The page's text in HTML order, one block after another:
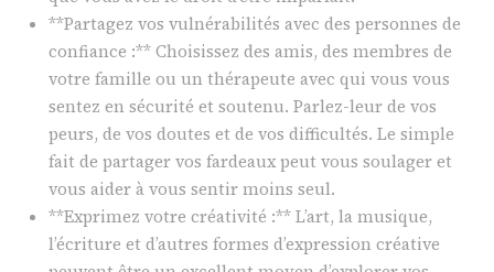
**Partagez vos vulnérabilités avec des personnes de
confiance :** Choisissez des amis, des membres de
votre famille ou un thérapeute avec qui vous vous
sentez en sécurité et soutenu. Parlez-leur de vos
peurs, de vos doutes et de vos difficultés. Le simple
fait de partager vos fardeaux peut vous soulager et
vous aider à vous sentir moins seul.
**Exprimez votre créativité :** L’art, la musique,
l’écriture et d’autres formes d’expression créative